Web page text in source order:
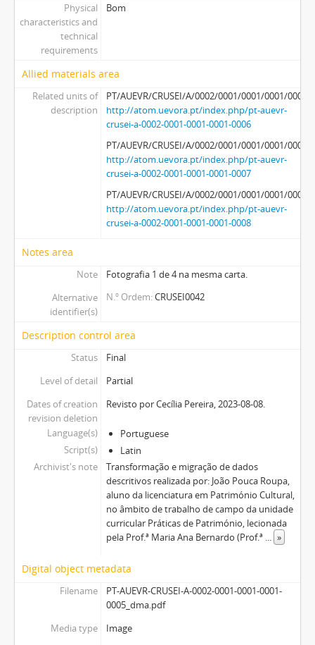
Physical
characteristics and
technical
requirements
Bom
Allied materials area
Related units of
description
PT/AUEVR/CRUSEI/A/0002/0001/0001/0001/0006
http://atom.uevora.pt/index.php/pt-auevr-
crusei-a-0002-0001-0001-0001-0006
PT/AUEVR/CRUSEI/A/0002/0001/0001/0001/0007
http://atom.uevora.pt/index.php/pt-auevr-
crusei-a-0002-0001-0001-0001-0007
PT/AUEVR/CRUSEI/A/0002/0001/0001/0001/0008
http://atom.uevora.pt/index.php/pt-auevr-
crusei-a-0002-0001-0001-0001-0008
Notes area
Note
Fotografia 1 de 4 na mesma carta.
Alternative
identifier(s)
N.º Ordem CRUSEI0042
Description control area
Status
Final
Level of detail
Partial
Dates of creation
revision deletion
Revisto por Cecília Pereira, 2023-08-08.
Language(s)
Portuguese
Script(s)
Latin
Archivist's note
Transformação e migração de dados
descritivos realizada por: João Pouca Roupa,
aluno da licenciatura em Património Cultural,
no âmbito de trabalho de campo da unidade
curricular Práticas de Património, lecionada
pela Prof.ª Maria Ana Bernardo (Prof.ª ... »
Digital object metadata
Filename
PT-AUEVR-CRUSEI-A-0002-0001-0001-0001-
0005_dma.pdf
Media type
Image